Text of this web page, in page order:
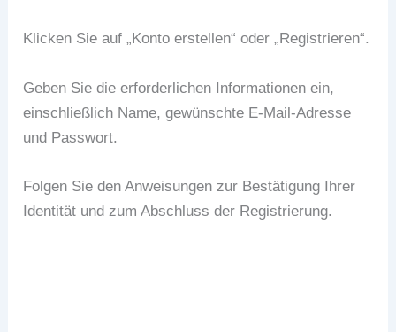
Klicken Sie auf „Konto erstellen“ oder „Registrieren“.
Geben Sie die erforderlichen Informationen ein,
einschließlich Name, gewünschte E-Mail-Adresse
und Passwort.
Folgen Sie den Anweisungen zur Bestätigung Ihrer
Identität und zum Abschluss der Registrierung.